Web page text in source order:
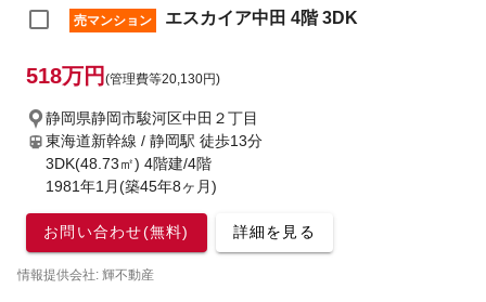
売マンション エスカイア中田 4階 3DK
518万円 (管理費等20,130円)
静岡県静岡市駿河区中田２丁目
東海道新幹線 / 静岡駅 徒歩13分
3DK(48.73㎡) 4階建/4階
1981年1月(築45年8ヶ月)
お問い合わせ(無料) 詳細を見る
情報提供会社: 輝不動産